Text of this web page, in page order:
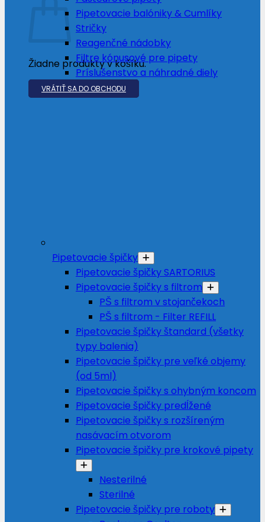
Žiadne produkty v košíku.
VRÁTIŤ SA DO OBCHODU
Pipetovacie balóniky & Cumlíky
Stričky
Reagenčné nádobky
Filtre kónusové pre pipety
Príslušenstvo a náhradné diely
Pipetovacie špičky
Pipetovacie špičky SARTORIUS
Pipetovacie špičky s filtrom
PŠ s filtrom v stojančekoch
PŠ s filtrom - Filter REFILL
Pipetovacie špičky štandard (všetky
typy balenia)
Pipetovacie špičky pre veľké objemy
(od 5ml)
Pipetovacie špičky s ohybným koncom
Pipetovacie špičky predĺžené
Pipetovacie špičky s rozšíreným
nasávacím otvorom
Pipetovacie špičky pre krokové pipety
Nesterilné
Sterilné
Pipetovacie špičky pre roboty